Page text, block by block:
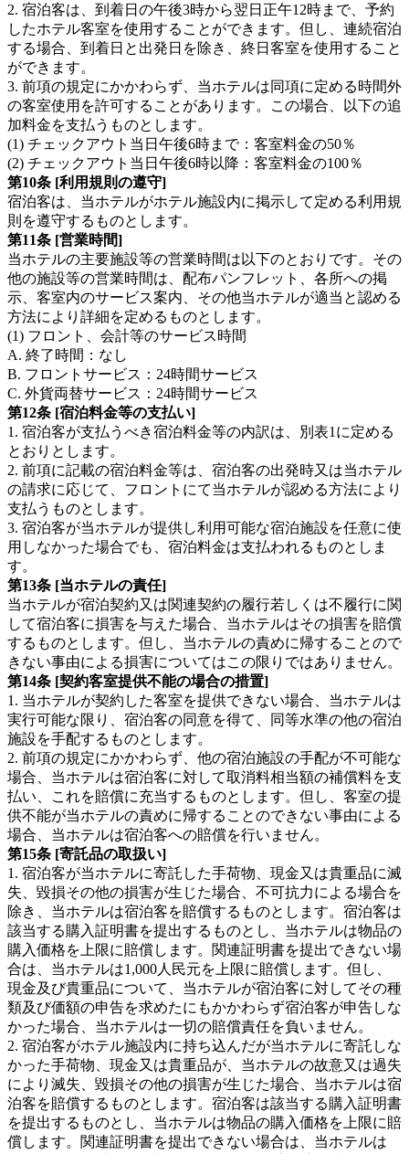
2. 宿泊客は、到着日の午後3時から翌日正午12時まで、予約
したホテル客室を使用することができます。但し、連続宿泊
する場合、到着日と出発日を除き、終日客室を使用すること
ができます。
3. 前項の規定にかかわらず、当ホテルは同項に定める時間外
の客室使用を許可することがあります。この場合、以下の追
加料金を支払うものとします。
(1) チェックアウト当日午後6時まで：客室料金の50％
(2) チェックアウト当日午後6時以降：客室料金の100％
第10条 [利用規則の遵守]
宿泊客は、当ホテルがホテル施設内に掲示して定める利用規
則を遵守するものとします。
第11条 [営業時間]
当ホテルの主要施設等の営業時間は以下のとおりです。その
他の施設等の営業時間は、配布パンフレット、各所への掲
示、客室内のサービス案内、その他当ホテルが適当と認める
方法により詳細を定めるものとします。
(1) フロント、会計等のサービス時間
A. 終了時間：なし
B. フロントサービス：24時間サービス
C. 外貨両替サービス：24時間サービス
第12条 [宿泊料金等の支払い]
1. 宿泊客が支払うべき宿泊料金等の内訳は、別表1に定める
とおりとします。
2. 前項に記載の宿泊料金等は、宿泊客の出発時又は当ホテル
の請求に応じて、フロントにて当ホテルが認める方法により
支払うものとします。
3. 宿泊客が当ホテルが提供し利用可能な宿泊施設を任意に使
用しなかった場合でも、宿泊料金は支払われるものとしま
す。
第13条 [当ホテルの責任]
当ホテルが宿泊契約又は関連契約の履行若しくは不履行に関
して宿泊客に損害を与えた場合、当ホテルはその損害を賠償
するものとします。但し、当ホテルの責めに帰することので
きない事由による損害についてはこの限りではありません。
第14条 [契約客室提供不能の場合の措置]
1. 当ホテルが契約した客室を提供できない場合、当ホテルは
実行可能な限り、宿泊客の同意を得て、同等水準の他の宿泊
施設を手配するものとします。
2. 前項の規定にかかわらず、他の宿泊施設の手配が不可能な
場合、当ホテルは宿泊客に対して取消料相当額の補償料を支
払い、これを賠償に充当するものとします。但し、客室の提
供不能が当ホテルの責めに帰することのできない事由による
場合、当ホテルは宿泊客への賠償を行いません。
第15条 [寄託品の取扱い]
1. 宿泊客が当ホテルに寄託した手荷物、現金又は貴重品に滅
失、毀損その他の損害が生じた場合、不可抗力による場合を
除き、当ホテルは宿泊客を賠償するものとします。宿泊客は
該当する購入証明書を提出するものとし、当ホテルは物品の
購入価格を上限に賠償します。関連証明書を提出できない場
合は、当ホテルは1,000人民元を上限に賠償します。但し、
現金及び貴重品について、当ホテルが宿泊客に対してその種
類及び価額の申告を求めたにもかかわらず宿泊客が申告しな
かった場合、当ホテルは一切の賠償責任を負いません。
2. 宿泊客がホテル施設内に持ち込んだが当ホテルに寄託しな
かった手荷物、現金又は貴重品が、当ホテルの故意又は過失
により滅失、毀損その他の損害が生じた場合、当ホテルは宿
泊客を賠償するものとします。宿泊客は該当する購入証明書
を提出するものとし、当ホテルは物品の購入価格を上限に賠
償します。関連証明書を提出できない場合は、当ホテルは